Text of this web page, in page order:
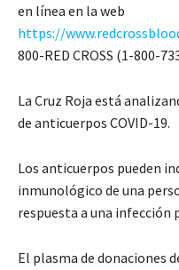
en línea en la web
https://
800-RED CROSS (1-800-
La Cruz Roja está
de anticuerpos COVID-19.
Los anticuerpos pueden
inmunológico de una
respuesta a una infección
El plasma de donaciones